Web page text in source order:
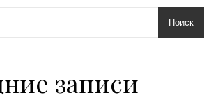
Поиск
записи